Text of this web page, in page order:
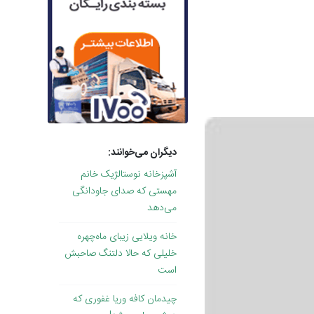
دیگران می‌خوانند:
آشپزخانه نوستالژیک خانم
مهستی که صدای جاودانگی
می‌دهد
خانه ویلایی زیبای ماه‌چهره
خلیلی که حالا دلتنگ صاحبش
است
چیدمان کافه وریا غفوری که